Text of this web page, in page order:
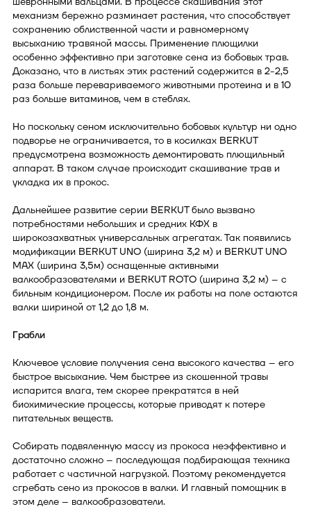
механизм бережно разминает растения, что способствует
сохранению облиственной части и равномерному
высыханию травяной массы. Применение плющилки
особенно эффективно при заготовке сена из бобовых трав.
Доказано, что в листьях этих растений содержится в 2-2,5
раза больше перевариваемого животными протеина и в 10
раз больше витаминов, чем в стеблях.
Но поскольку сеном исключительно бобовых культур ни одно
подворье не ограничивается, то в косилках BERKUT
предусмотрена возможность демонтировать плющильный
аппарат. В таком случае происходит скашивание трав и
укладка их в прокос.
Дальнейшее развитие серии BERKUT было вызвано
потребностями небольших и средних КФХ в
широкозахватных универсальных агрегатах. Так появились
модификации BERKUT UNO (ширина 3,2 м) и BERKUT UNO
MAX (ширина 3,5м) оснащенные активными
валкообразователями и BERKUT ROTO (ширина 3,2 м) – с
бильным кондиционером. После их работы на поле остаются
валки шириной от 1,2 до 1,8 м.
Грабли
Ключевое условие получения сена высокого качества – его
быстрое высыхание. Чем быстрее из скошенной травы
испарится влага, тем скорее прекратятся в ней
биохимические процессы, которые приводят к потере
питательных веществ.
Собирать подвяленную массу из прокоса неэффективно и
достаточно сложно – последующая подбирающая техника
работает с частичной нагрузкой. Поэтому рекомендуется
сгребать сено из прокосов в валки. И главный помощник в
этом деле – валкообразователи.